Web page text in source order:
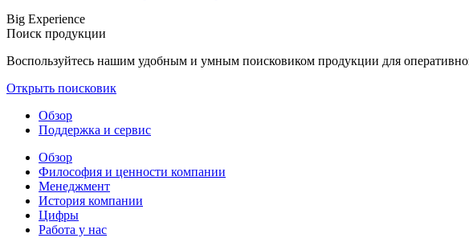
Big Experience
Поиск продукции
Воспользуйтесь нашим удобным и умным поисковиком продукции для
Открыть поисковик
Обзор
Поддержка и сервис
Обзор
Философия и ценности компании
Менеджмент
История компании
Цифры
Работа у нас